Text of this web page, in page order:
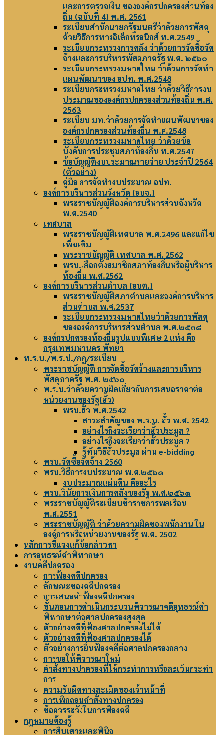
และการตรวจเงิน ขององค์กรปกครองส่วนท้อง
ถิ่น (ฉบับที่ 4) พ.ศ. 2561
ระเบียบสำนักนายกรัฐมนตรีว่าด้วยการพัสดุ
ด้วยวิธีการทางอิเล็กทรอนิกส์ พ.ศ.2549
ระเบียบกระทรวงการคลัง ว่าด้วยการจัดซื้อจัด
จ้างและการบริหารพัสดุภาครัฐ พ.ศ. ๒๕๖๐
ระเบียบกระทรวงมหาดไทย ว่าด้วยการจัดทำ
แผนพัฒนาของ อปท. พ.ศ.2548
ระเบียบกระทรวงมหาดไทย ว่าด้วยวิธีการงบ
ประมาณขององค์กรปกครองส่วนท้องถิ่น พ.ศ.
2563
ระเบียบ มท.ว่าด้วยการจัดทำแผนพัฒนาของ
องค์กรปกครองส่วนท้องถิ่น พ.ศ.2548
ระเบียบกระทรวงมหาดไทย ว่าด้วยข้อ
บังคับการประชุมสภาท้องถิ่น พ.ศ.2547
ข้อบัญญัติงบประมาณรายจ่าย ประจำปี 2564
(ตัวอย่าง)
คู่มือ การจัดทำงบประมาณ อปท.
องค์การบริหารส่วนจังหวัด (อบจ.)
พระราชบัญญัติองค์การบริหารส่วนจังหวัด
พ.ศ.2540
เทศบาล
พระราชบัญญัติเทศบาล พ.ศ.2496 และแก้ไข
เพิ่มเติม
พระราชบัญญัติ เทศบาล พ.ศ. 2562
พรบ.เลือกตั้งสมาชิกสภาท้องถิ่นหรือผู้บริหาร
ท้องถิ่น พ.ศ.2562
องค์การบริหารส่วนตำบล (อบต.)
พระราชบัญญัติสภาตำบลและองค์การบริหาร
ส่วนตำบล พ.ศ.2537
ระเบียบกระทรวงมหาดไทยว่าด้วยการพัสดุ
ขององค์การบริหารส่วนตำบล พ.ศ.๒๕๓๘
องค์กรปกครองท้องถิ่นรูปแบบพิเศษ 2 แห่ง คือ
กรุงเทพมหานคร พัทยา
พ.ร.บ./พ.ร.ป./กฎ/ระเบียบ
พระราชบัญญัติ การจัดซื้อจัดจ้างและการบริหาร
พัสดุภาครัฐ พ.ศ. ๒๕๖๐
พ.ร.บ.ว่าด้วยความผิดเกี่ยวกับการเสนอราคาต่อ
หน่วยงานของรัฐ(ฮั้ว)
พรบ.ฮั้ว พ.ศ.2542
สาระสำคัญของ พ.ร.บ. ฮั้ว พ.ศ. 2542
อย่างไรถึงจะเรียกว่าฮั้วประมูล ?
อย่างไรถึงจะเรียกว่าฮั้วประมูล ?
รู้ทันวิธีฮั้วประมูล ผ่าน e-bidding
พรบ.จัดซื้อจัดจ้าง 2560
พรบ.วิธีการงบประมาณ พ.ศ.๒๕๖๑
งบประมาณแผ่นดิน คืออะไร
พรบ.วินัยการเงินการคลังของรัฐ พ.ศ.๒๕๖๑
พระราชบัญญัติระเบียบข้าราชการพลเรือน
พ.ศ.2551
พระราชบัญญัติ ว่าด้วยความผิดของพนักงาน ใน
องค์การหรือหน่วยงานของรัฐ พ.ศ. 2502
หลักการชี้แจงแก้ข้อกล่าวหา
การอุทธรณ์คำพิพากษา
งานคดีปกครอง
การฟ้องคดีปกครอง
ลักษณะของคดีปกครอง
การเสนอคำฟ้องคดีปกครอง
ขั้นตอนการดำเนินกระบวนพิจารณาคดีอุทธรณ์คำ
พิพากษาต่อศาลปกครองสูงสุด
ตัวอย่างคดีที่ฟ้องศาลปกครองไม่ได้
ตัวอย่างคดีที่ฟ้องศาลปกครองได้
ตัวอย่างการยื่นฟ้องคดีต่อศาลปกครองกลาง
การขอให้พิจารณาใหม่
คำสั่งทางปกครองที่ให้กระทำการหรือละเว้นกระทำ
การ
ความรับผิดทางละเมิดของเจ้าหน้าที่
การเพิกถอนคำสั่งทางปกครอง
ข้อควรระวังในการฟ้องคดี
กฎหมายต้องรู้
การสืบเสาะและพินิจ